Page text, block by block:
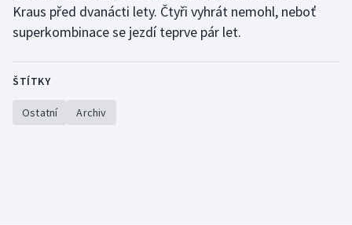
Plavání
Kraus před dvanácti lety. Čtyři vyhrát nemohl, neboť
superkombinace se jezdí teprve pár let.
ŠTÍTKY
Ostatní Archiv